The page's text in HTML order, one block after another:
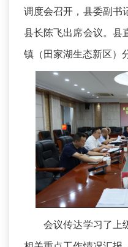
调度会召开，县委副书
县长陈飞出席会议。县
镇（田家湖生态新区）
会议传达学习了上